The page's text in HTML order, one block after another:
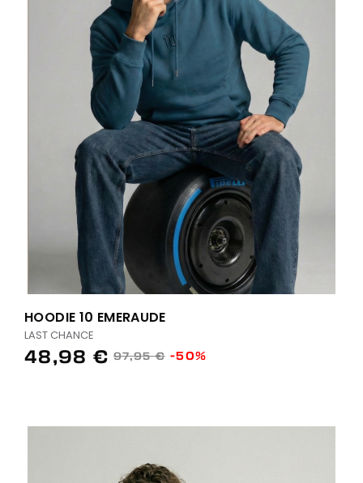
HOODIE 10 EMERAUDE
LAST CHANCE
48,98 € 97,95 € -50%